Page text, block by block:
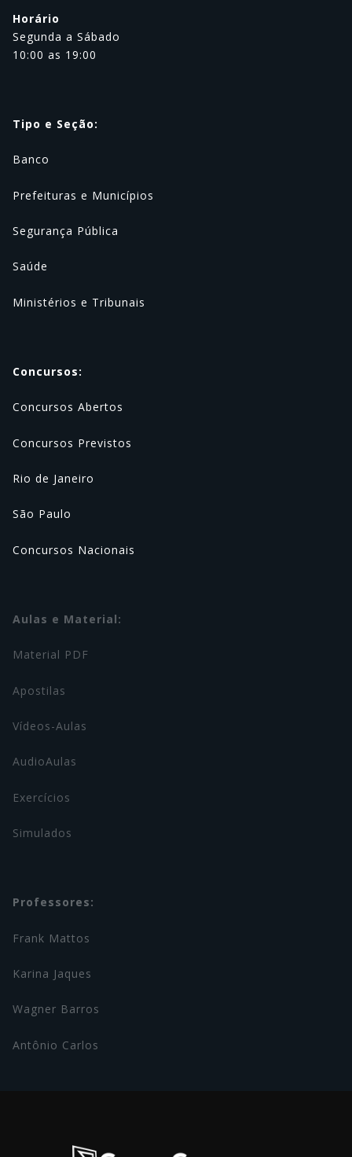
Horário
Segunda a Sábado
10:00 as 19:00
Tipo e Seção:
Banco
Prefeituras e Municípios
Segurança Pública
Saúde
Ministérios e Tribunais
Concursos:
Concursos Abertos
Concursos Previstos
Rio de Janeiro
São Paulo
Concursos Nacionais
Aulas e Material:
Material PDF
Apostilas
Vídeos-Aulas
AudioAulas
Exercícios
Simulados
Professores:
Frank Mattos
Karina Jaques
Wagner Barros
Antônio Carlos